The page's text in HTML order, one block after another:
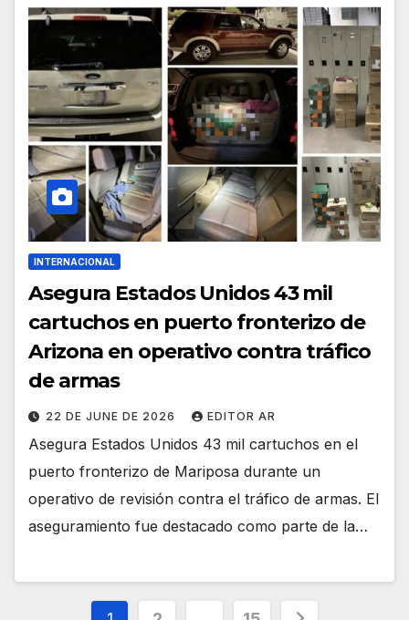
INTERNACIONAL
Asegura Estados Unidos 43 mil
cartuchos en puerto fronterizo de
Arizona en operativo contra tráfico
de armas
22 DE JUNE DE 2026 EDITOR AR
Asegura Estados Unidos 43 mil cartuchos en el
puerto fronterizo de Mariposa durante un
operativo de revisión contra el tráfico de armas. El
aseguramiento fue destacado como parte de la…